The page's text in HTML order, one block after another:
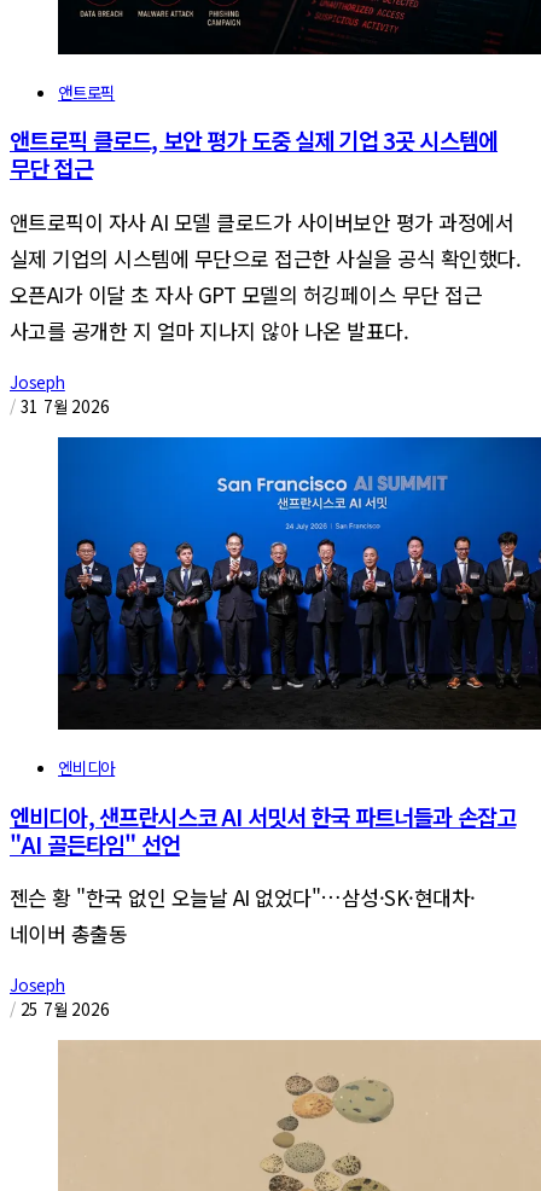
앤트로픽
앤트로픽 클로드, 보안 평가 도중 실제 기업 3곳 시스템에
무단 접근
앤트로픽이 자사 AI 모델 클로드가 사이버보안 평가 과정에서
실제 기업의 시스템에 무단으로 접근한 사실을 공식 확인했다.
오픈AI가 이달 초 자사 GPT 모델의 허깅페이스 무단 접근
사고를 공개한 지 얼마 지나지 않아 나온 발표다.
Joseph
/ 31 7월 2026
엔비디아
엔비디아, 샌프란시스코 AI 서밋서 한국 파트너들과 손잡고
"AI 골든타임" 선언
젠슨 황 "한국 없인 오늘날 AI 없었다"…삼성·SK·현대차·
네이버 총출동
Joseph
/ 25 7월 2026